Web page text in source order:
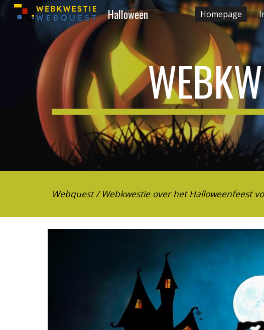
Skip to main
Halloween Homepage
Webquest / Webkwestie over het Halloweenfeest